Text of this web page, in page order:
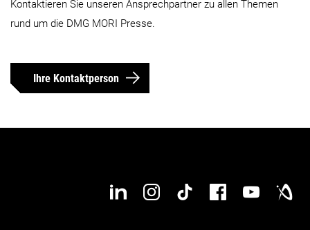
Kontaktieren Sie unseren Ansprechpartner zu allen Themen
rund um die DMG MORI Presse.
Ihre Kontaktperson